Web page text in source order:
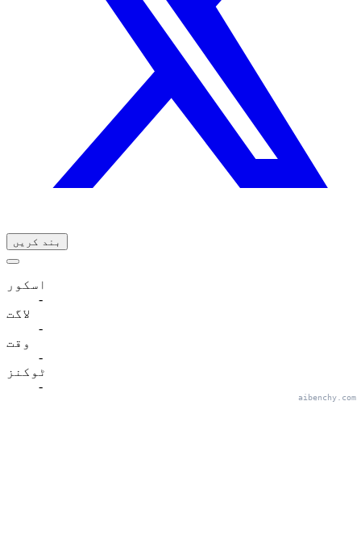
بند کریں
اسکور
-
لاگت
-
وقت
-
ٹوکنز
-